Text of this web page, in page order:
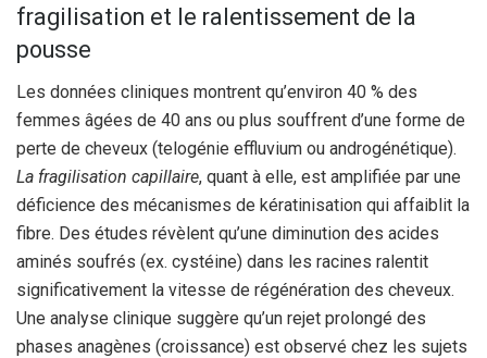
fragilisation et le ralentissement de la
pousse
Les données cliniques montrent qu’environ 40 % des
femmes âgées de 40 ans ou plus souffrent d’une forme de
perte de cheveux (telogénie effluvium ou androgénétique).
La fragilisation capillaire, quant à elle, est amplifiée par une
déficience des mécanismes de kératinisation qui affaiblit la
fibre. Des études révèlent qu’une diminution des acides
aminés soufrés (ex. cystéine) dans les racines ralentit
significativement la vitesse de régénération des cheveux.
Une analyse clinique suggère qu’un rejet prolongé des
phases anagènes (croissance) est observé chez les sujets